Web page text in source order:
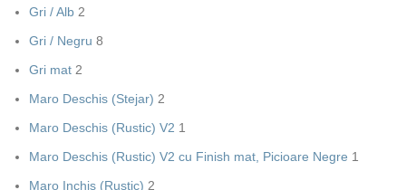
Gri / Alb 2
Gri / Negru 8
Gri mat 2
Maro Deschis (Stejar) 2
Maro Deschis (Rustic) V2 1
Maro Deschis (Rustic) V2 cu Finish mat, Picioare Negre 1
Maro Inchis (Rustic) 2